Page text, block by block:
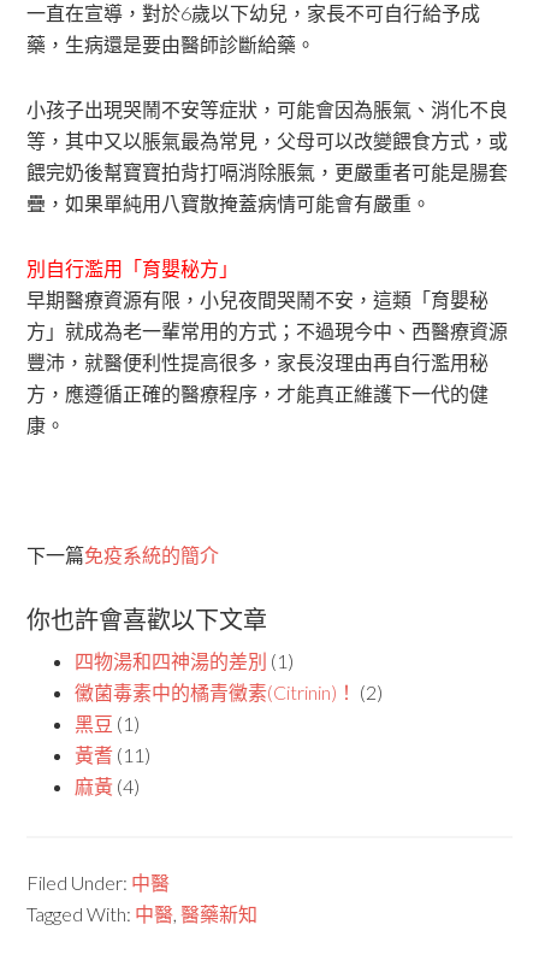
一直在宣導，對於6歲以下幼兒，家長不可自行給予成
藥，生病還是要由醫師診斷給藥。
小孩子出現哭鬧不安等症狀，可能會因為脹氣、消化不良
等，其中又以脹氣最為常見，父母可以改變餵食方式，或
餵完奶後幫寶寶拍背打嗝消除脹氣，更嚴重者可能是腸套
疊，如果單純用八寶散掩蓋病情可能會有嚴重。
別自行濫用「育嬰秘方」
早期醫療資源有限，小兒夜間哭鬧不安，這類「育嬰秘
方」就成為老一輩常用的方式；不過現今中、西醫療資源
豐沛，就醫便利性提高很多，家長沒理由再自行濫用秘
方，應遵循正確的醫療程序，才能真正維護下一代的健
康。
下一篇免疫系統的簡介
你也許會喜歡以下文章
四物湯和四神湯的差別 (1)
黴菌毒素中的橘青黴素(Citrinin)！ (2)
黑豆 (1)
黃耆 (11)
麻黃 (4)
Filed Under: 中醫
Tagged With: 中醫,醫藥新知